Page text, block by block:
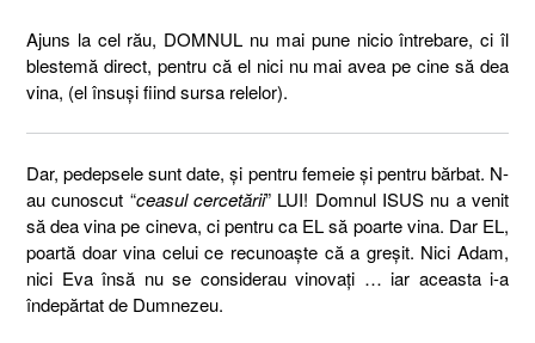
Ajuns la cel rău, DOMNUL nu mai pune nicio întrebare, ci îl
blestemă direct, pentru că el nici nu mai avea pe cine să dea
vina, (el însuşi fiind sursa relelor).
Dar, pedepsele sunt date, şi pentru femeie şi pentru bărbat. N-
au cunoscut “ceasul cercetării” LUI! Domnul ISUS nu a venit
să dea vina pe cineva, ci pentru ca EL să poarte vina. Dar EL,
poartă doar vina celui ce recunoaşte că a greşit. Nici Adam,
nici Eva însă nu se considerau vinovaţi … iar aceasta i-a
îndepărtat de Dumnezeu.